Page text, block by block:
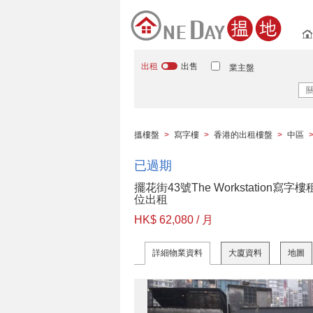
出租 出售 業主盤
搵樓盤 > 寫字樓 > 香港的出租樓盤 > 中區 >
已過期
擺花街43號The Workstation寫字樓
位出租
HK$ 62,080 / 月
詳細物業資料 大廈資料 地圖